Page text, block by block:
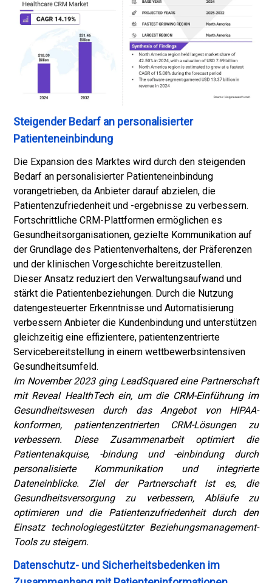
Steigender Bedarf an personalisierter
Patienteneinbindung
Die Expansion des Marktes wird durch den steigenden
Bedarf an personalisierter Patienteneinbindung
vorangetrieben, da Anbieter darauf abzielen, die
Patientenzufriedenheit und -ergebnisse zu verbessern.
Fortschrittliche CRM-Plattformen ermöglichen es
Gesundheitsorganisationen, gezielte Kommunikation auf
der Grundlage des Patientenverhaltens, der Präferenzen
und der klinischen Vorgeschichte bereitzustellen.
Dieser Ansatz reduziert den Verwaltungsaufwand und
stärkt die Patientenbeziehungen. Durch die Nutzung
datengesteuerter Erkenntnisse und Automatisierung
verbessern Anbieter die Kundenbindung und unterstützen
gleichzeitig eine effizientere, patientenzentrierte
Servicebereitstellung in einem wettbewerbsintensiven
Gesundheitsumfeld.
Im November 2023 ging LeadSquared eine Partnerschaft
mit Reveal HealthTech ein, um die CRM-Einführung im
Gesundheitswesen durch das Angebot von HIPAA-
konformen, patientenzentrierten CRM-Lösungen zu
verbessern. Diese Zusammenarbeit optimiert die
Patientenakquise, -bindung und -einbindung durch
personalisierte Kommunikation und integrierte
Dateneinblicke. Ziel der Partnerschaft ist es, die
Gesundheitsversorgung zu verbessern, Abläufe zu
optimieren und die Patientenzufriedenheit durch den
Einsatz technologiegestützter Beziehungsmanagement-
Tools zu steigern.
Datenschutz- und Sicherheitsbedenken im